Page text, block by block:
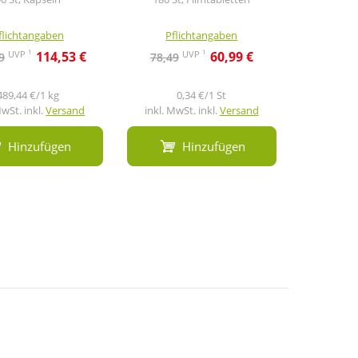
UVP 1 114,53 €
€/1 kg
inkl.Versand
Hinzufügen
Pflichtangaben
78,49 UVP 1 60,99 €
0,34 €/1 St
inkl. MwSt. inkl.Versand
Hinzufügen